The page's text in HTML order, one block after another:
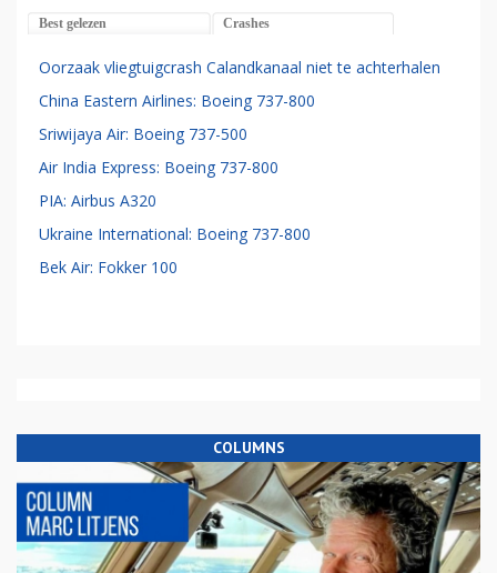
Best gelezen Crashes
Oorzaak vliegtuigcrash Calandkanaal niet te achterhalen
China Eastern Airlines: Boeing 737-800
Sriwijaya Air: Boeing 737-500
Air India Express: Boeing 737-800
PIA: Airbus A320
Ukraine International: Boeing 737-800
Bek Air: Fokker 100
COLUMNS